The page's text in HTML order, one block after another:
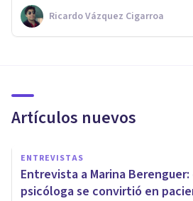
Ricardo Vázquez Cigarroa
Artículos nuevos
ENTREVISTAS
Entrevista a Marina
psicóloga se convirtió en